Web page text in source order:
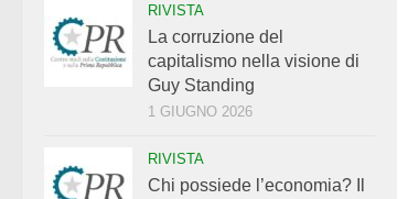
RIVISTA
La corruzione del
capitalismo nella visione di
Guy Standing
1 GIUGNO 2026
RIVISTA
Chi possiede l’economia? Il